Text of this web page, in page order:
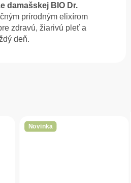
damašskej BIO Dr.
prírodným elixírom
zdravú, žiarivú pleť a
deň.
Novinka